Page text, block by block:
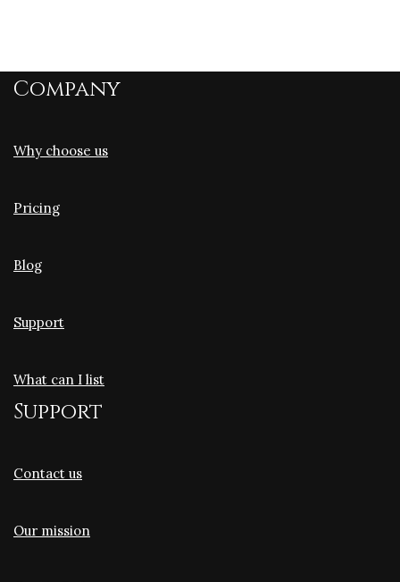
Company
Why choose us
Pricing
Blog
Support
What can I list
Support
Contact us
Our mission